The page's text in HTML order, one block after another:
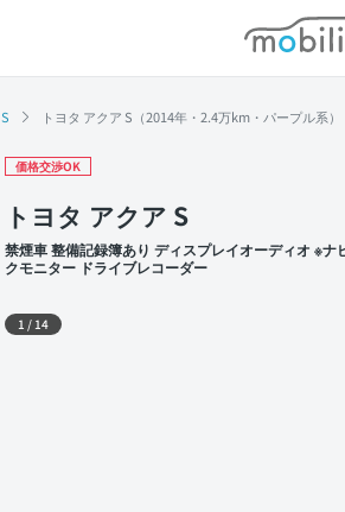
モ
S トヨタ アクア S（2014年・2.4万km・パープル系）
価格交渉OK
トヨタ アクア S
禁煙車 整備記録簿あり ディスプレイオーディオ ※ナ
クモニター ドライブレコーダー
外装 左前
1 /14